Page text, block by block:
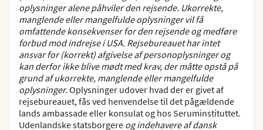
oplysninger alene påhviler den rejsende. Ukorrekte,
manglende eller mangelfulde oplysninger vil få
omfattende konsekvenser for den rejsende og medføre
forbud mod indrejse i USA. Rejsebureauet har intet
ansvar for (korrekt) afgivelse af personoplysninger og
kan derfor ikke blive mødt med krav, der måtte opstå på
grund af ukorrekte, manglende eller mangelfulde
oplysninger. Oplysninger udover hvad der er givet af
rejsebureauet, fås ved henvendelse til det pågældende
lands ambassade eller konsulat og hos Seruminstituttet.
Udenlandske statsborgere og indehavere af dansk